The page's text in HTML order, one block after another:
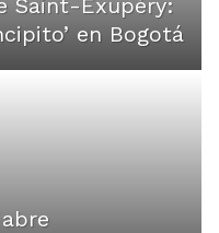
Saint-Exupéry:
en Bogotá